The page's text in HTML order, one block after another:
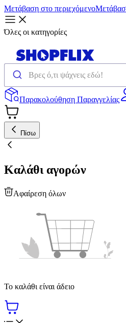
Μετάβαση στο περιεχόμενο
Όλες οι κατηγορίες
Παρακολούθηση Παραγγελίας
Πίσω
Καλάθι αγορών
Αφαίρεση όλων
Το καλάθι είναι άδειο